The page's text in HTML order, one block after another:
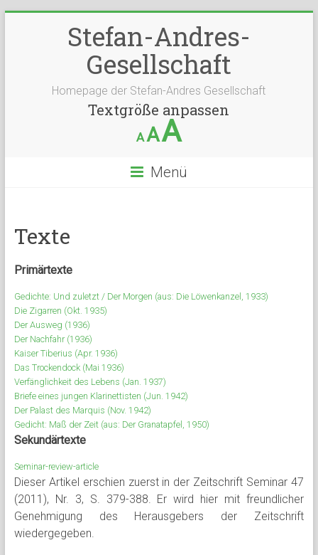
Stefan-Andres-
Gesellschaft
Homepage der Stefan-Andres Gesellschaft
Textgröße anpassen
AAA
Menü
Texte
Primärtexte
Gedichte: Und zuletzt / Der Morgen (aus: Die Löwenkanzel, 1933)
Die Zigarren (Okt. 1935)
Der Ausweg (1936)
Der Nachfahr (1936)
Kaiser Tiberius (Apr. 1936)
Das Trockendock (Mai 1936)
Verfänglichkeit des Lebens (Jan. 1937)
Briefe eines jungen Klarinettisten (Jun. 1942)
Der Palast des Marquis (Nov. 1942)
Gedicht: Maß der Zeit (aus: Der Granatapfel, 1950)
Sekundärtexte
Seminar-review-article
Dieser Artikel erschien zuerst in der Zeitschrift Seminar 47
(2011), Nr. 3, S. 379-388. Er wird hier mit freundlicher
Genehmigung des Herausgebers der Zeitschrift
wiedergegeben.